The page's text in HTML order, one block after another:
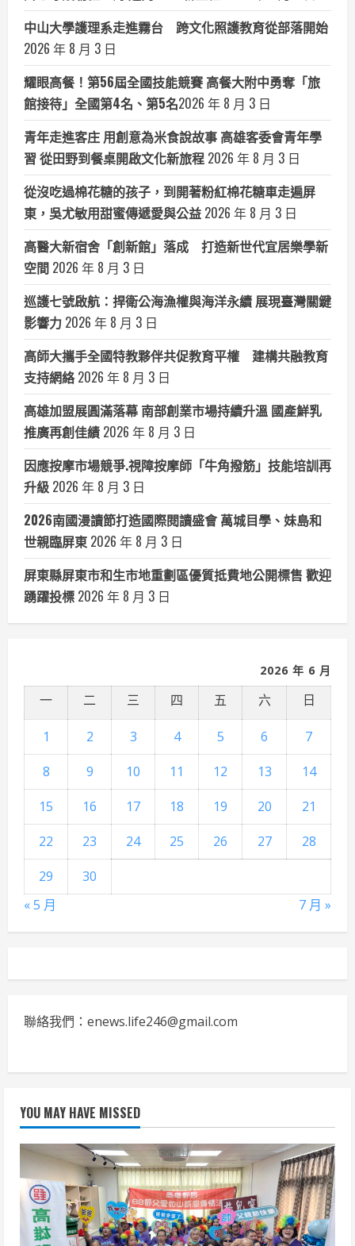
中山大學護理系走進霧台 跨文化照護教育從部落開始
2026 年 8 月 3 日
耀眼高餐！第56屆全國技能競賽 高餐大附中勇奪「旅
館接待」全國第4名、第5名​2026 年 8 月 3 日
青年走進客庄 用創意為米食說故事 高雄客委會青年學
習 從田野到餐桌開啟文化新旅程 2026 年 8 月 3 日
從沒吃過棉花糖的孩子，到開著粉紅棉花糖車走遍屏
東，吳尤敏用甜蜜傳遞愛與公益 2026 年 8 月 3 日
高醫大新宿舍「創新館」落成 打造新世代宜居樂學新
空間 2026 年 8 月 3 日
巡護七號啟航：捍衛公海漁權與海洋永續 展現臺灣關鍵
影響力 2026 年 8 月 3 日
高師大攜手全國特教夥伴共促教育平權 建構共融教育
支持網絡 2026 年 8 月 3 日
高雄加盟展圓滿落幕 南部創業市場持續升溫 國產鮮乳
推廣再創佳績 2026 年 8 月 3 日
因應按摩市場競爭.視障按摩師「牛角撥筋」技能培訓再
升級 2026 年 8 月 3 日
2026南國漫讀節打造國際閱讀盛會 萬城目學、妹島和
世親臨屏東 2026 年 8 月 3 日
屏東縣屏東市和生市地重劃區優質抵費地公開標售 歡迎
踴躍投標 2026 年 8 月 3 日
2026 年 6 月
一 二 三 四 五 六 日
1 2 3 4 5 6
7
8
9 10 11 12 13
14
15
16 17 18 19 20
21
22
23 24 25 26 27
28
29
30
« 5 月
7 月 »
聯絡我們：enews.life246@gmail.com
YOU MAY HAVE MISSED